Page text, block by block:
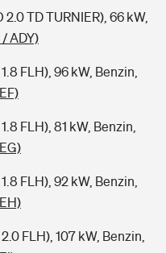
TD TURNIER), 66 kW,
ADY)
FLH), 96 kW, Benzin,
FLH), 81 kW, Benzin,
FLH), 92 kW, Benzin,
FLH), 107 kW, Benzin,